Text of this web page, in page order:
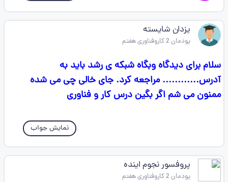
یزدان شایسته
پودمان 2 کاروفناوری هفتم
سلام برای دیدگاه وبگاه شبکه ی رشد باید به
آدرس............ مراجعه کرد. جای خالی چی می شده
ممنون می شم اگر بگین درس کار و فناوری
نمایش جواب
پروفسور نجوم اینده
پودمان 2 کاروفناوری هفتم